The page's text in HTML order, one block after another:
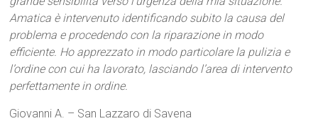
Amatica è intervenuto identificando subito la causa del
problema e procedendo con la riparazione in modo
efficiente. Ho apprezzato in modo particolare la pulizia e
l’ordine con cui ha lavorato, lasciando l’area di intervento
perfettamente in ordine.
Giovanni A. – San Lazzaro di Savena